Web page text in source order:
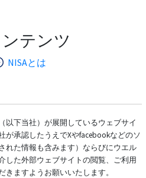
テンツ
NISAとは
以下当社）が展開しているウェブサイ
が承認したうえでXやfacebookなどのソ
れた情報も含みます）ならびにウエル
した外部ウェブサイトの閲覧、ご利用
ますようお願いいたします。